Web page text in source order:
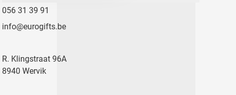
056 31 39 91
info@eurogifts.be
R. Klingstraat 96A
8940 Wervik